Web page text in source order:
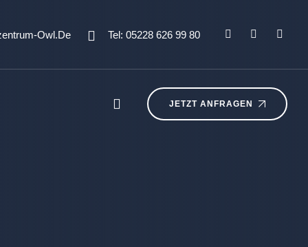
Owl.de Tel: 05228 626 99 80
JETZT ANFRAGEN